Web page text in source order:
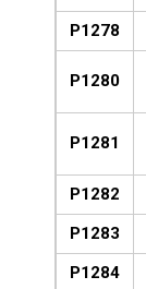
P1278
P1280
P1281
P1282
P1283
P1284